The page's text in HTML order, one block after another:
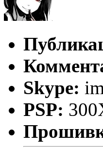
Skype:
PSP: